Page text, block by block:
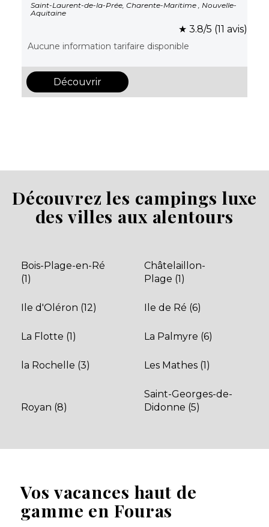
Vos vacances haut de
gamme en Fouras
Saint-Laurent-de-la-Prée, Charente-Maritime , Nouvelle-
Aquitaine
★ 3.8/5 (11 avis)
Aucune information tarifaire disponible
Découvrir
Découvrez les campings luxe
des villes aux alentours
Bois-Plage-en-Ré
(1)
Châtelaillon-
Plage (1)
Ile d'Oléron (12) Ile de Ré (6)
La Flotte (1) La Palmyre (6)
la Rochelle (3) Les Mathes (1)
Royan (8)
Saint-Georges-de-
Didonne (5)